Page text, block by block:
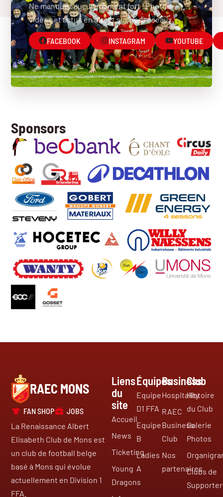
Ne manquez aucun moment fort ! Photos,
vidéos et actus en direct sur nos réseaux.
FACEBOOK INSTAGRAM YOUTUBE
Sponsors
RAEC MONS
FAN SHOP
JOBS
La Renaissance Albert
Elisabeth Club de Mons est
un club de football belge
basé à Mons qui évolue
actuellement en Division 1
FFA.
Liens
du
site
Accueil
News
Ticketing
Young
Dragons
Équipes
Equipe
D1 FFA
Equipe
B
Ladies
A
Business
Hospitality
RAEC
Business
Club
Nos
partenaires
Club
Histoire
du Club
Galerie
Photos
Clubs de